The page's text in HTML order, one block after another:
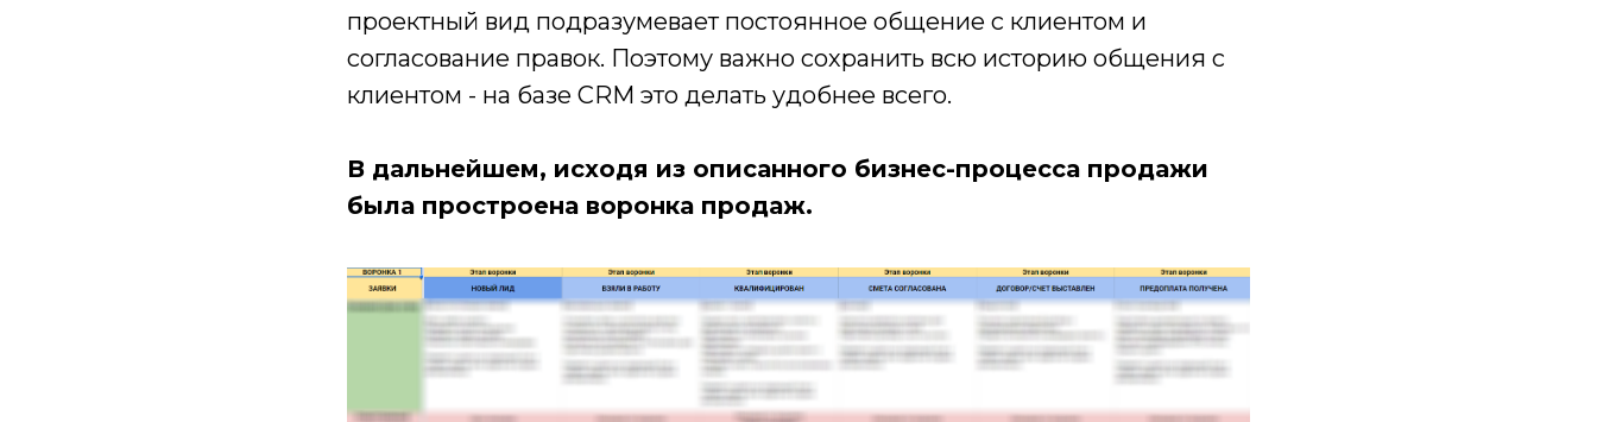
проектный вид подразумевает постоянное общение с клиентом и
согласование правок. Поэтому важно сохранить всю историю общения с
клиентом - на базе CRM это делать удобнее всего.
В дальнейшем, исходя из описанного бизнес-процесса продажи
была простроена воронка продаж.